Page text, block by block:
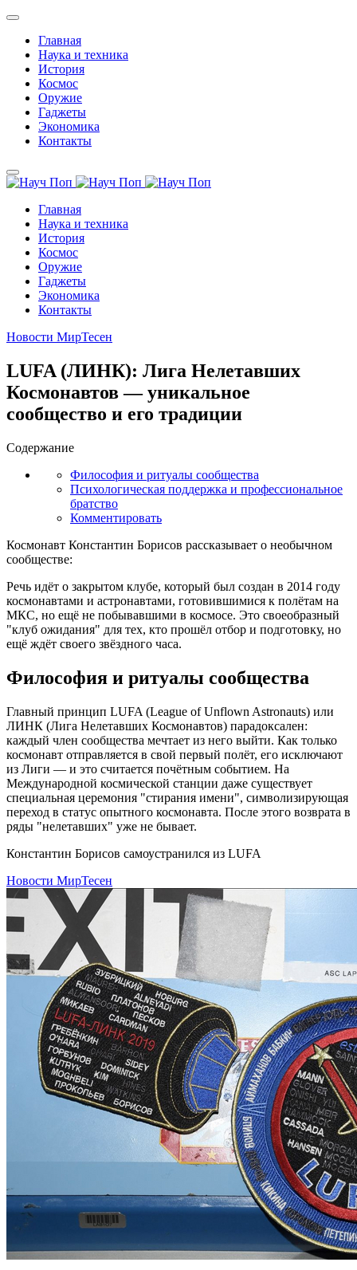
Главная
Наука и техника
История
Космос
Оружие
Гаджеты
Экономика
Контакты
Главная
Наука и техника
История
Космос
Оружие
Гаджеты
Экономика
Контакты
Новости МирТесен
LUFA (ЛИНК): Лига Нелетавших
Космонавтов — уникальное
сообщество и его традиции
Содержание
Философия и ритуалы сообщества
Психологическая поддержка и профессиональное
братство
Комментировать
Космонавт Константин Борисов рассказывает о необычном
сообществе:
Речь идёт о закрытом клубе, который был создан в 2014 году
космонавтами и астронавтами, готовившимися к полётам на
МКС, но ещё не побывавшими в космосе. Это своеобразный
"клуб ожидания" для тех, кто прошёл отбор и подготовку, но
ещё ждёт своего звёздного часа.
Философия и ритуалы сообщества
Главный принцип LUFA (League of Unflown Astronauts) или
ЛИНК (Лига Нелетавших Космонавтов) парадоксален:
каждый член сообщества мечтает из него выйти. Как только
космонавт отправляется в свой первый полёт, его исключают
из Лиги — и это считается почётным событием. На
Международной космической станции даже существует
специальная церемония "стирания имени", символизирующая
переход в статус опытного космонавта. После этого возврата в
ряды "нелетавших" уже не бывает.
Константин Борисов самоустранился из LUFA
Новости МирТесен